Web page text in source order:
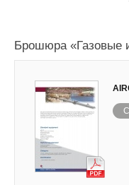
Брошюра «Газовые